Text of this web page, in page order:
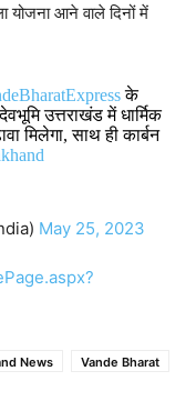
योजना आने वाले दिनों में
के
उत्तराखंड में धार्मिक
मिलेगा, साथ ही कार्बन
May 25, 2023
News Vande Bharat